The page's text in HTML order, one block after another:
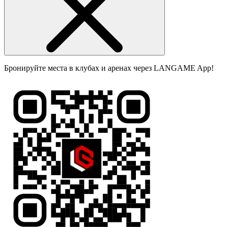
Бронируйте места в клубах и аренах через LANGAME App!